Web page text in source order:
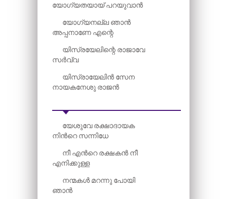
യോഗ്യതയായ് പറയുവാൻ
യോഗ്യനല്ല ഞാൻ
അപ്പനാണേ എന്റെ
യിസ്രയേലിന്റെ രാജാവേ
സർവ്വ
യിസ്രായേലിൻ സേന
നായകനേശു രാജൻ
യേശുവേ രക്ഷാദായക
നിന്‍റെ സന്നിധേ
നീ എന്‍റെ രക്ഷകൻ നീ
എനിക്കുള്ള
നന്മകൾ മറന്നു പോയി
ഞാൻ